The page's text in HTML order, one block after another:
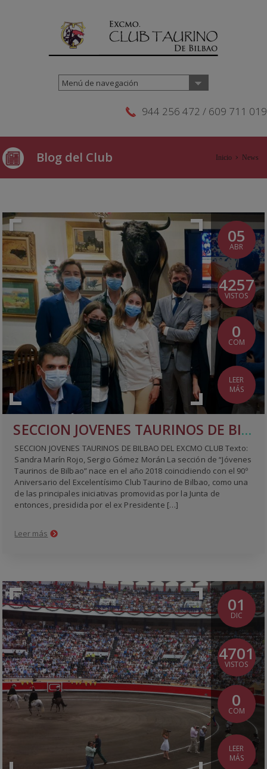
Menú de navegación
944 256 472 / 609 711 019
Blog del Club Inicio News
05
ABR
4257
VISTOS
0
COM
LEER
MÁS
SECCION JOVENES TAURINOS DE BILBAO DEL EXCMO CLUB
SECCION JOVENES TAURINOS DE BILBAO DEL EXCMO CLUB Texto:
Sandra Marín Rojo, Sergio Gómez Morán La sección de “Jóvenes
Taurinos de Bilbao” nace en el año 2018 coincidiendo con el 90º
Aniversario del Excelentísimo Club Taurino de Bilbao, como una
de las principales iniciativas promovidas por la Junta de
entonces, presidida por el ex Presidente […]
Leer más
01
DIC
4701
VISTOS
0
COM
LEER
MÁS